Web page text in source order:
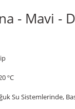
- Mavi -
ºC
Su Sistemlerinde,